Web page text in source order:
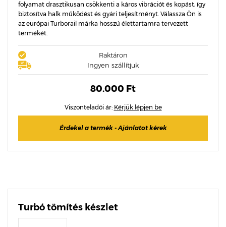
folyamat drasztikusan csökkenti a káros vibrációt és kopást, így
biztosítva halk működést és gyári teljesítményt. Válassza Ön is
az európai Turborail márka hosszú élettartamra tervezett
termékét.
Raktáron
Ingyen szállítjuk
80.000 Ft
Viszonteladói ár: Kérjük lépjen be
Érdekel a termék - Ajánlatot kérek
Turbó tömítés készlet